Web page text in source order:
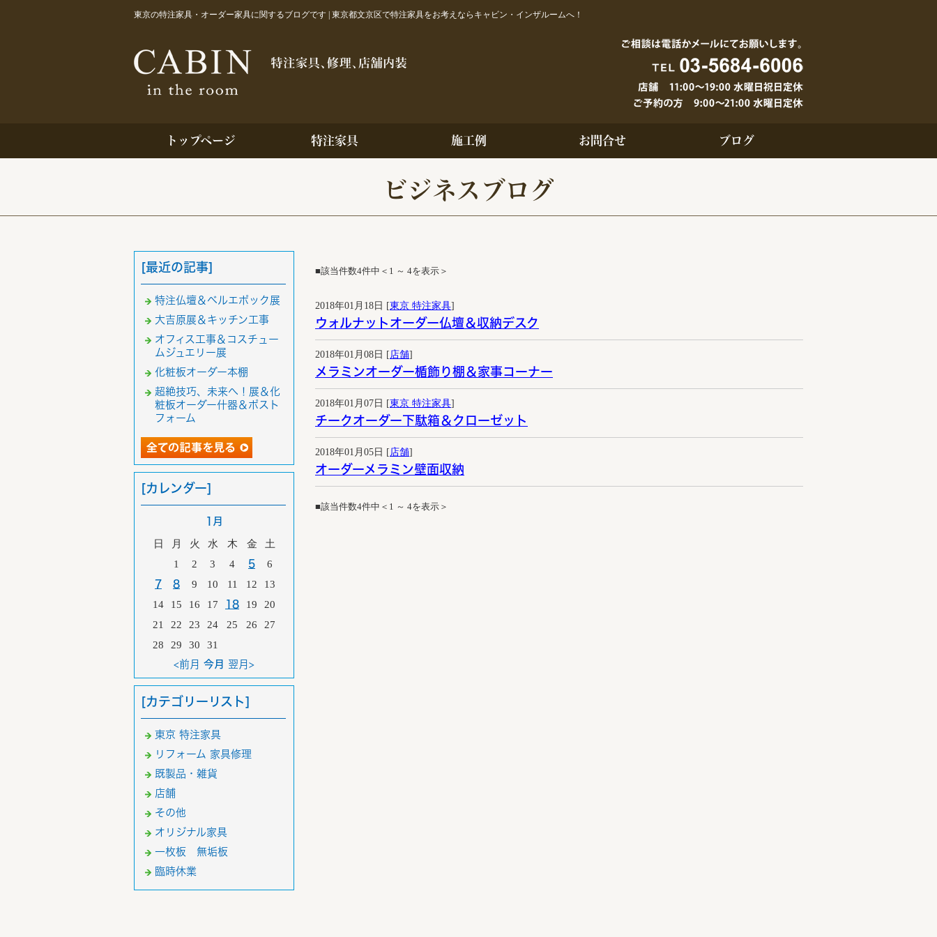
東京の特注家具・オーダー家具に関するブログです | 東京都文京区で特注家具をお考えならキャビン・インザルームへ！
トップページ 特注家具 施工例 お問合せ ブログ
ビジネスブログ
■該当件数4件中＜1 ～ 4を表示＞
2018年01月18日 [東京 特注家具]
ウォルナットオーダー仏壇＆収納デスク
2018年01月08日 [店舗]
メラミンオーダー楯飾り棚＆家事コーナー
2018年01月07日 [東京 特注家具]
チークオーダー下駄箱＆クローゼット
2018年01月05日 [店舗]
オーダーメラミン壁面収納
■該当件数4件中＜1 ～ 4を表示＞
[最近の記事]
特注仏壇＆ベルエポック展
大吉原展＆キッチン工事
オフィス工事＆コスチュー
ムジュエリー展
化粧板オーダー本棚
超絶技巧、未来へ！展＆化
粧板オーダー什器＆ポスト
フォーム
[カレンダー]
1月
日 月 火 水 木 金
土
1
2 3 4 5 6
7 8 9 10 11 12
13
14
15 16 17 18 19
20
21
22 23 24 25 26
27
28
29 30 31
<前月 今月 翌月>
[カテゴリーリスト]
東京 特注家具
リフォーム 家具修理
既製品・雑貨
店舗
その他
オリジナル家具
一枚板 無垢板
臨時休業